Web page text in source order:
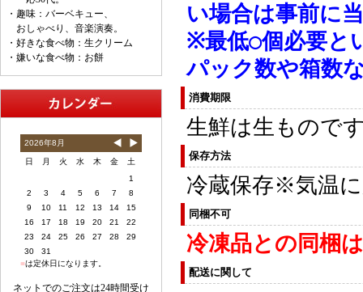
い場合は事前に
※最低○個必要と
パック数や箱数
消費期限
生鮮は生もので
保存方法
冷蔵保存※気温
同梱不可
冷凍品との同梱
配送に関して